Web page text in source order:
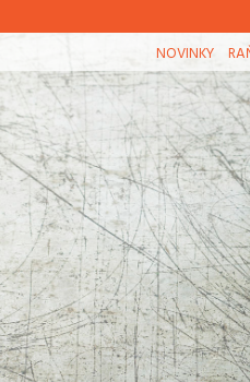
NOVINKY